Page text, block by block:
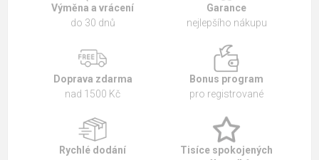
Výměna a vrácení
do 30 dnů
Garance
nejlepšího nákupu
Doprava zdarma
nad 1500 Kč
Bonus program
pro registrované
Rychlé dodání
Tisíce spokojených